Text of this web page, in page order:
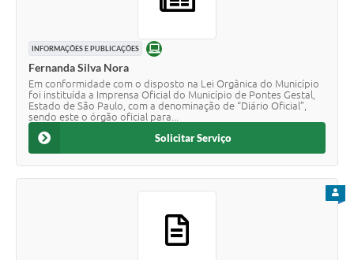
INFORMAÇÕES E PUBLICAÇÕES ONLINE
Fernanda Silva Nora
Em conformidade com o disposto na Lei Orgânica do Município
foi instituída a Imprensa Oficial do Município de Pontes Gestal,
Estado de São Paulo, com a denominação de “Diário Oficial”,
sendo este o órgão oficial para...
Solicitar Serviço